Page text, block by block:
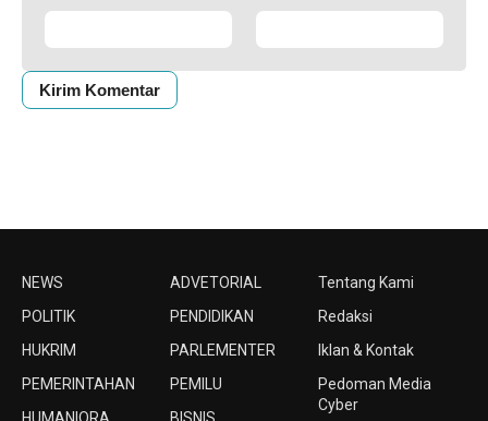
NEWS
POLITIK
HUKRIM
PEMERINTAHAN
ADVETORIAL
PENDIDIKAN
PARLEMENTER
PEMILU
Tentang Kami
Redaksi
Iklan & Kontak
Pedoman Media
Cyber